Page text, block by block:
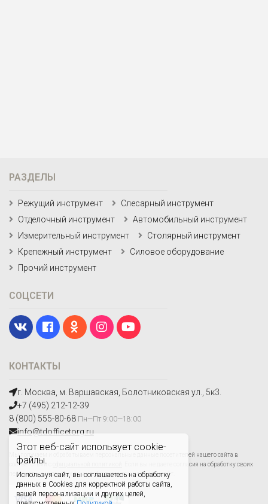
Этот веб-сайт использует cookie-
файлы.
Используя сайт, вы соглашаетесь на обработку
данных в Cookies для корректной работы сайта,
вашей персонализации и других целей,
КОНТАКТЫ
г. Москва, м. Варшавская, Болотниковская ул., 5к3.
+7 (495) 212-12-39
8 (800) 555-80-68 Пн—Пт 9:00—18:00
info@tdofficetorg.ru
Мы получаем и обрабатываем персональные данные посетителей нашего сайта в
соответствии с
. Если вы не даете согласия на обработку своих
персональных данных,вам необходимо покинуть наш сайт.
РАЗДЕЛЫ
Режущий инструмент
Слесарный инструмент
Отделочный инструмент
Автомобильный инструмент
Измерительный инструмент
Столярный инструмент
Крепежный инструмент
Силовое оборудование
Прочий инструмент
СОЦСЕТИ